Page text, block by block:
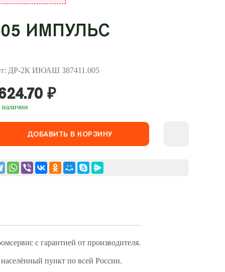
ИМПУЛЬС
ДР-2К ИЮАШ 387411.005
₽
наличии
ДОБАВИТЬ В КОРЗИНУ
с гарантией от производителя.
пункт по всей России.